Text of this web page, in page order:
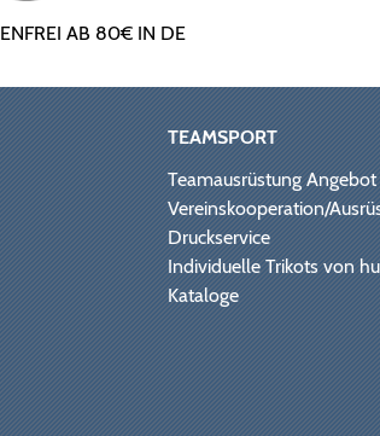
AB 80€ IN DE
TEAMSPORT
Teamausrüstung
Vereinskooperation/
Druckservice
Individuelle Trikots von
Kataloge